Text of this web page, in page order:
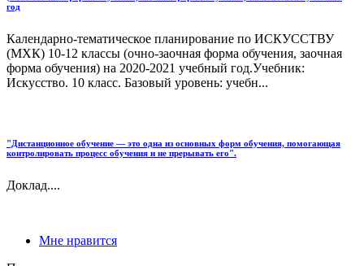
год
Календарно-тематическое планирование по ИСКУССТВУ
(МХК) 10-12 классы (очно-заочная форма обучения, заочная
форма обучения) на 2020-2021 учебный год.Учебник:
Искусство. 10 класс. Базовый уровень: учебн...
"Дистанционное обучение — это одна из основных форм обучения, помогающая
контролировать процесс обучения и не прерывать его".
Доклад....
Мне нравится